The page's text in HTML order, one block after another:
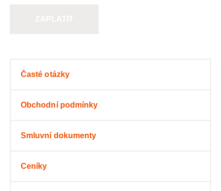
Časté otázky
Obchodní podmínky
Smluvní dokumenty
Ceníky